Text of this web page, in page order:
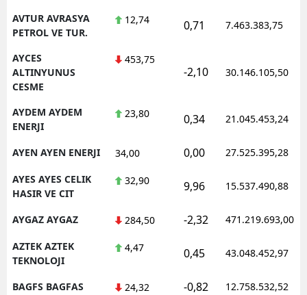
AVTUR AVRASYA
PETROL VE TUR.
12,74 0,71 7.463.383,75
AYCES
ALTINYUNUS
CESME
453,75
-2,10 30.146.105,50
AYDEM AYDEM
ENERJI
23,80 0,34 21.045.453,24
AYEN AYEN ENERJI 34,00 0,00 27.525.395,28
AYES AYES CELIK
HASIR VE CIT
32,90 9,96 15.537.490,88
AYGAZ AYGAZ 284,50 -2,32 471.219.693,00
AZTEK AZTEK
TEKNOLOJI
4,47 0,45 43.048.452,97
BAGFS BAGFAS 24,32 -0,82 12.758.532,52